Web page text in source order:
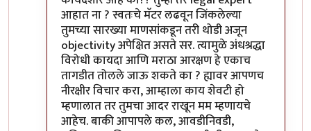
आहात ना ? स्वतःचे मॅटर लढवून जिंकलेल्या
तुमच्या सारख्या माणसांकडून तरी थोडी अजून
objectivity अपेक्षित असते सर. त्यामुळे अंधश्रद्धा
विरोधी कायदा आणि मराठा आरक्षण हे एकाच
तागडीत तोलले जाऊ शकते का ? ह्यावर आपणच
नीरक्षीर विचार करा, आम्हाला काय शेवटी हो
म्हणालात तर तुमचा आदर राखून मम म्हणायचे
आहेच. बाकी आपापले कल, आवडीनिवडी,